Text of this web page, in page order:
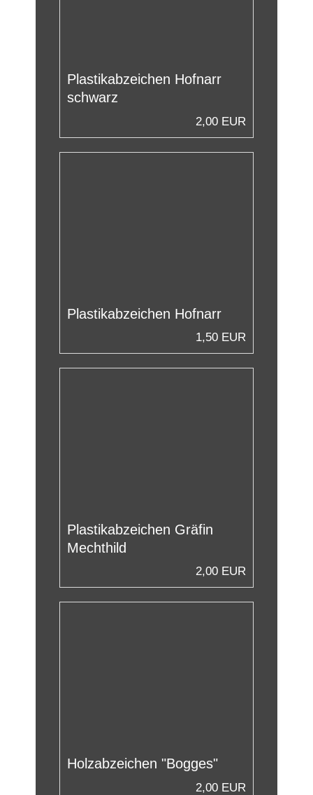
Plastikabzeichen Hofnarr
schwarz
2,00 EUR
Plastikabzeichen Hofnarr
1,50 EUR
Plastikabzeichen Gräfin
Mechthild
2,00 EUR
Holzabzeichen "Bogges"
2,00 EUR